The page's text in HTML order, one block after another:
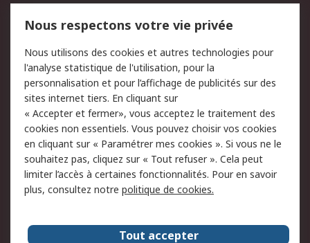
du site
Politique de protection
des données - Mise à
jour
Sécurité des E-mails
Conditions générales
de vente
Politique anti-
corruption
Campagnes marketing
A propos de RS
A propos de RS France
Evénements
Nous respectons votre vie privée
Nous utilisons des cookies et autres technologies pour
l'analyse statistique de l'utilisation, pour la
personnalisation et pour l’affichage de publicités sur des
sites internet tiers. En cliquant sur
« Accepter et fermer», vous acceptez le traitement des
cookies non essentiels. Vous pouvez choisir vos cookies
en cliquant sur « Paramétrer mes cookies ». Si vous ne le
souhaitez pas, cliquez sur « Tout refuser ». Cela peut
limiter l’accès à certaines fonctionnalités. Pour en savoir
plus, consultez notre politique de cookies.
Tout accepter